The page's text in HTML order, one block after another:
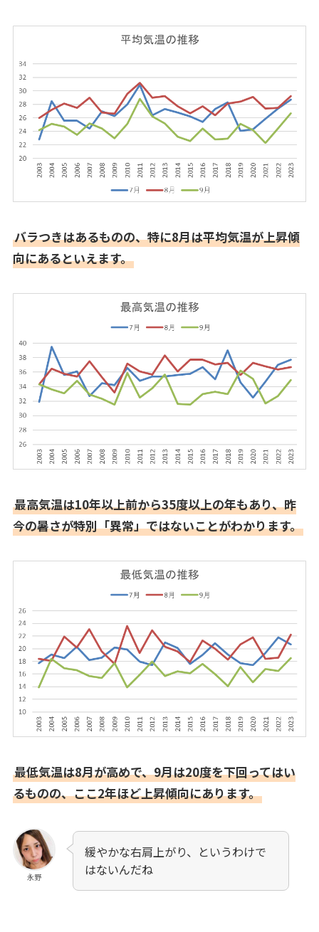
バラつきはあるものの、特に8月は平均気温が上昇傾
向にあるといえます。
最高気温は10年以上前から35度以上の年もあり、昨
今の暑さが特別「異常」ではないことがわかります。
最低気温は8月が高めで、9月は20度を下回ってはい
るものの、ここ2年ほど上昇傾向にあります。
永野
緩やかな右肩上がり、というわけで
はないんだね